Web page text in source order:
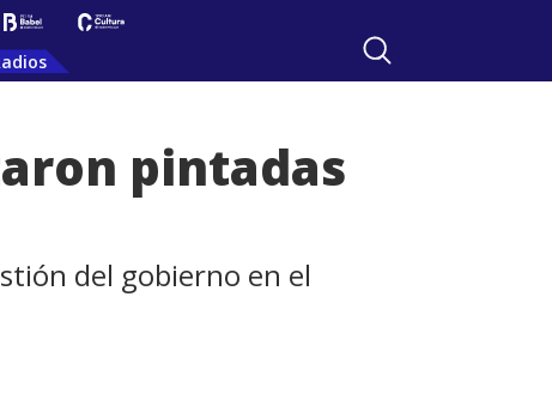
pintadas
del gobierno en el